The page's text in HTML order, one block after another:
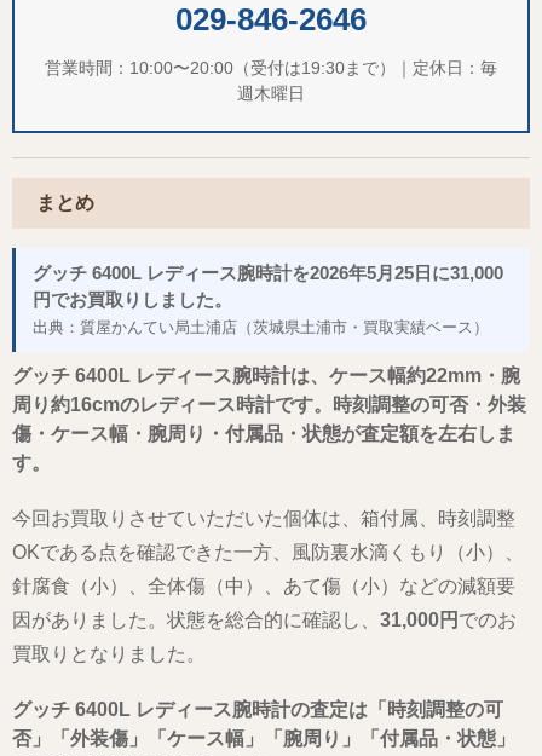
029-846-2646
営業時間：10:00〜20:00（受付は19:30まで）｜定休日：毎
週木曜日
まとめ
グッチ 6400L レディース腕時計を2026年5月25日に31,000
円でお買取りしました。
出典：質屋かんてい局土浦店（茨城県土浦市・買取実績ベース）
グッチ 6400L レディース腕時計は、ケース幅約22mm・腕
周り約16cmのレディース時計です。時刻調整の可否・外装
傷・ケース幅・腕周り・付属品・状態が査定額を左右しま
す。
今回お買取りさせていただいた個体は、箱付属、時刻調整
OKである点を確認できた一方、風防裏水滴くもり（小）、
針腐食（小）、全体傷（中）、あて傷（小）などの減額要
因がありました。状態を総合的に確認し、 31,000円 でのお
買取りとなりました。
グッチ 6400L レディース腕時計の査定は「時刻調整の可
否」「外装傷」「ケース幅」「腕周り」「付属品・状態」